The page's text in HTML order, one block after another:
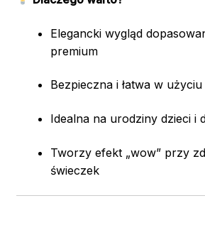
Elegancki wygląd
premium
Bezpieczna i łatwa w użyciu
Idealna na urodziny dzieci i
Tworzy efekt „wow” przy
świeczek